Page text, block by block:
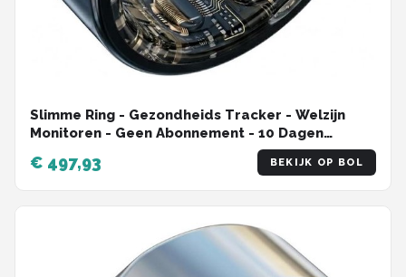
Slimme Ring - Gezondheids Tracker - Welzijn
Monitoren - Geen Abonnement - 10 Dagen
€ 497,93 BEKIJK OP BOL